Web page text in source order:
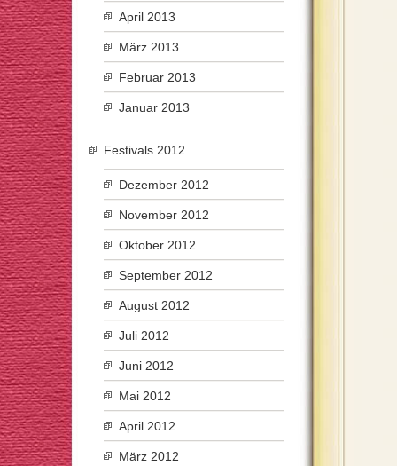
April 2013
März 2013
Februar 2013
Januar 2013
Festivals 2012
Dezember 2012
November 2012
Oktober 2012
September 2012
August 2012
Juli 2012
Juni 2012
Mai 2012
April 2012
März 2012